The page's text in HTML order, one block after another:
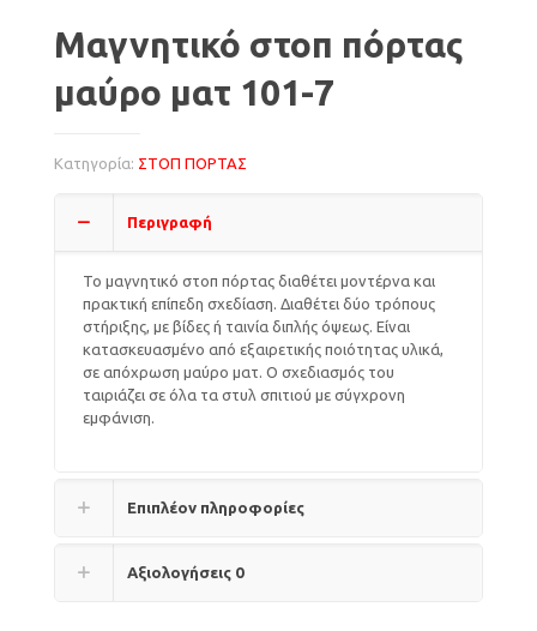
Μαγνητικό στοπ πόρτας
μαύρο ματ 101-7
Κατηγορία: ΣΤΟΠ ΠΟΡΤΑΣ
Περιγραφή
Το μαγνητικό στοπ πόρτας διαθέτει μοντέρνα και
πρακτική επίπεδη σχεδίαση. Διαθέτει δύο τρόπους
στήριξης, με βίδες ή ταινία διπλής όψεως. Είναι
κατασκευασμένο από εξαιρετικής ποιότητας υλικά,
σε απόχρωση μαύρο ματ. Ο σχεδιασμός του
ταιριάζει σε όλα τα στυλ σπιτιού με σύγχρονη
εμφάνιση.
Επιπλέον πληροφορίες
Αξιολογήσεις 0